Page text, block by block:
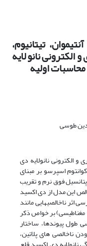
تیتانیوم،
نانو لایه
اولیه
طوسی
الکترونی نانولایه دی
اسپرسو بر مبنای
فوق نرم و تقریب
این مدل از دی اکسید
ناخالصی­هایی مانند
مغناطیسی) بر خواص ذکر
طول پیوندها، ساختار
ناخالصی های پلاتین،